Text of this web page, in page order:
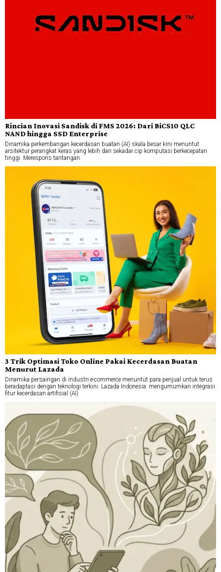
Rincian Inovasi Sandisk di FMS 2026: Dari BiCS10 QLC
NAND hingga SSD Enterprise
Dinamika perkembangan kecerdasan buatan (AI) skala besar kini menuntut
arsitektur perangkat keras yang lebih dari sekadar cip komputasi berkecepatan
tinggi. Merespons tantangan
3 Trik Optimasi Toko Online Pakai Kecerdasan Buatan
Menurut Lazada
Dinamika persaingan di industri e-commerce menuntut para penjual untuk terus
beradaptasi dengan teknologi terkini. Lazada Indonesia mengumumkan integrasi
fitur kecerdasan artifisial (AI)